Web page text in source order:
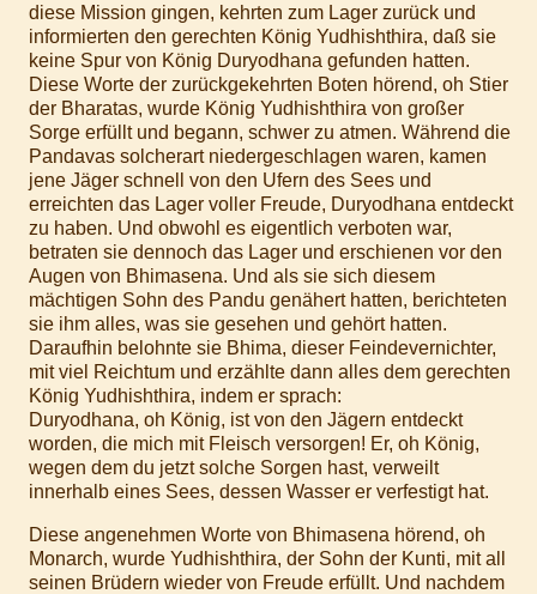
diese Mission gingen, kehrten zum Lager zurück und
informierten den gerechten König Yudhishthira, daß sie
keine Spur von König Duryodhana gefunden hatten.
Diese Worte der zurückgekehrten Boten hörend, oh Stier
der Bharatas, wurde König Yudhishthira von großer
Sorge erfüllt und begann, schwer zu atmen. Während die
Pandavas solcherart niedergeschlagen waren, kamen
jene Jäger schnell von den Ufern des Sees und
erreichten das Lager voller Freude, Duryodhana entdeckt
zu haben. Und obwohl es eigentlich verboten war,
betraten sie dennoch das Lager und erschienen vor den
Augen von Bhimasena. Und als sie sich diesem
mächtigen Sohn des Pandu genähert hatten, berichteten
sie ihm alles, was sie gesehen und gehört hatten.
Daraufhin belohnte sie Bhima, dieser Feindevernichter,
mit viel Reichtum und erzählte dann alles dem gerechten
König Yudhishthira, indem er sprach:
Duryodhana, oh König, ist von den Jägern entdeckt
worden, die mich mit Fleisch versorgen! Er, oh König,
wegen dem du jetzt solche Sorgen hast, verweilt
innerhalb eines Sees, dessen Wasser er verfestigt hat.
Diese angenehmen Worte von Bhimasena hörend, oh
Monarch, wurde Yudhishthira, der Sohn der Kunti, mit all
seinen Brüdern wieder von Freude erfüllt. Und nachdem